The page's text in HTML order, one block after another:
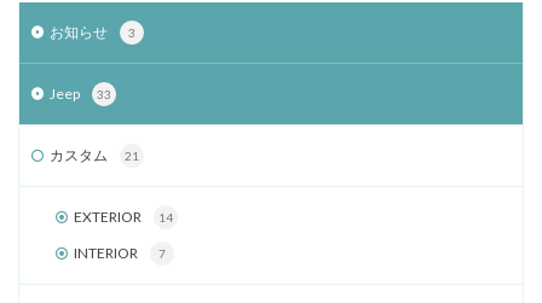
お知らせ 3
Jeep 33
カスタム 21
EXTERIOR 14
INTERIOR 7